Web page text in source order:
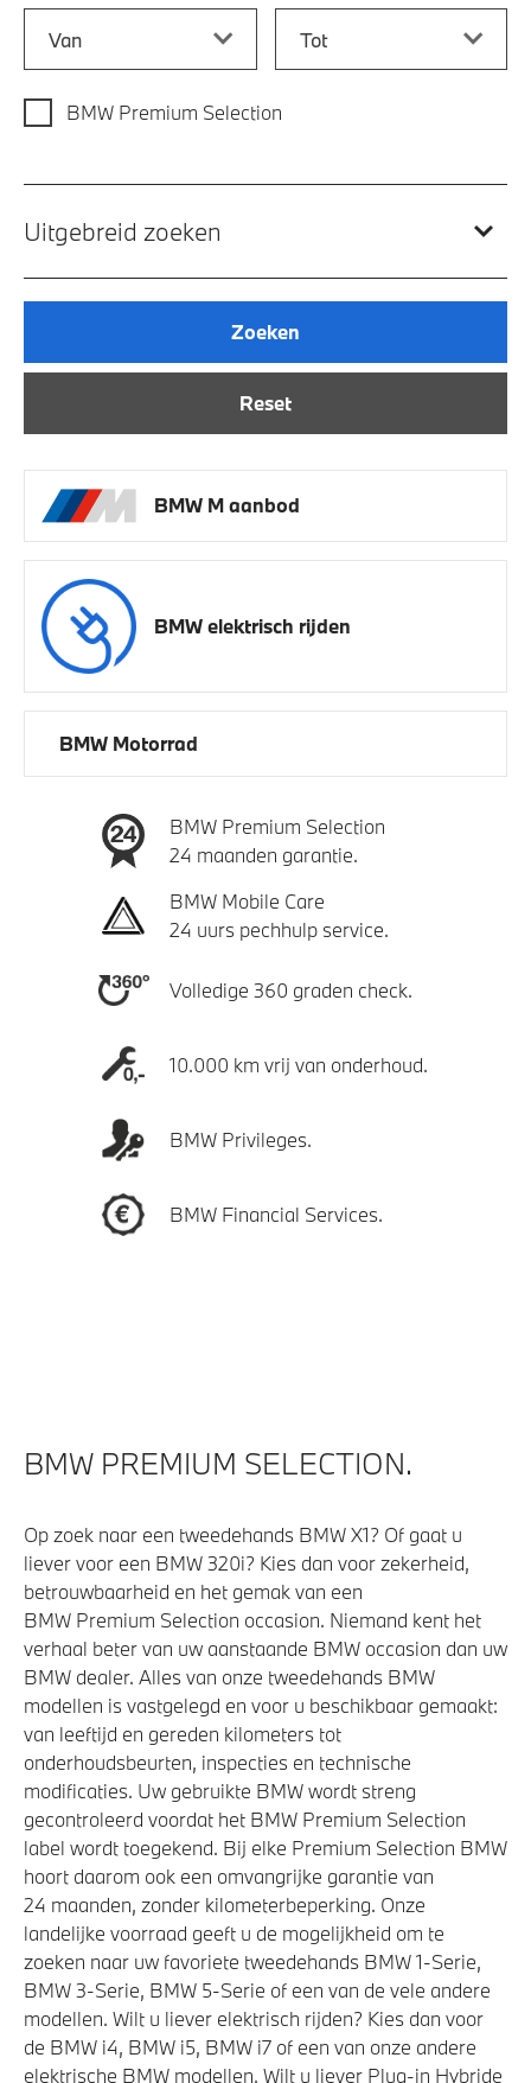
BMW Premium Selection
Uitgebreid zoeken
Reset
Zoeken
BMW M aanbod
BMW elektrisch rijden
BMW Motorrad
BMW Premium Selection
24 maanden garantie.
BMW Mobile Care
24 uurs pechhulp service.
Volledige 360 graden check.
10.000 km vrij van onderhoud.
BMW Privileges.
BMW Financial Services.
BMW PREMIUM SELECTION.
Op zoek naar een tweedehands BMW X1? Of gaat u
liever voor een BMW 320i? Kies dan voor zekerheid,
betrouwbaarheid en het gemak van een
BMW Premium Selection occasion. Niemand kent het
verhaal beter van uw aanstaande BMW occasion dan uw
BMW dealer. Alles van onze tweedehands BMW
modellen is vastgelegd en voor u beschikbaar gemaakt:
van leeftijd en gereden kilometers tot
onderhoudsbeurten, inspecties en technische
modificaties. Uw gebruikte BMW wordt streng
gecontroleerd voordat het BMW Premium Selection
label wordt toegekend. Bij elke Premium Selection BMW
hoort daarom ook een omvangrijke garantie van
24 maanden, zonder kilometerbeperking. Onze
landelijke voorraad geeft u de mogelijkheid om te
zoeken naar uw favoriete tweedehands BMW 1-Serie,
BMW 3-Serie, BMW 5-Serie of een van de vele andere
modellen. Wilt u liever elektrisch rijden? Kies dan voor
de BMW i4, BMW i5, BMW i7 of een van onze andere
elektrische BMW modellen. Wilt u liever Plug-in Hybride